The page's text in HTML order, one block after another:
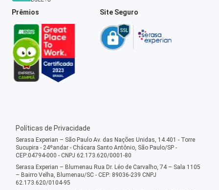
Prêmios Site Seguro
Políticas de Privacidade
Serasa Experian – São Paulo Av. das Nações Unidas, 14.401 - Torre
Sucupira - 24ºandar - Chácara Santo Antônio, São Paulo/SP -
CEP:04794-000 - CNPJ 62.173.620/0001-80
Serasa Experian – Blumenau Rua Dr. Léo de Carvalho, 74 – Sala 1105
– Bairro Velha, Blumenau/SC - CEP: 89036-239 CNPJ
62.173.620/0104-95